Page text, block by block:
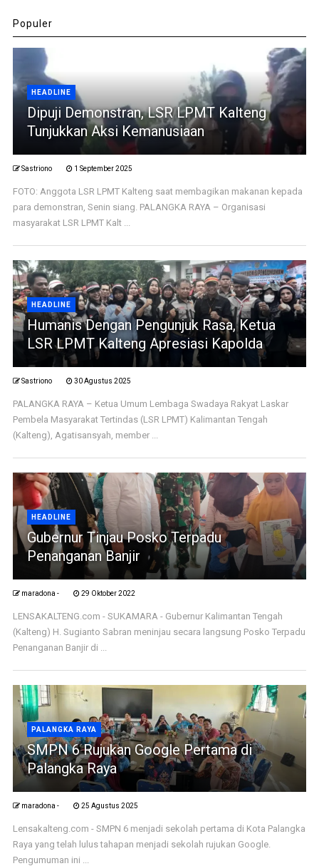
Populer
HEADLINE
Dipuji Demonstran, LSR LPMT Kalteng
Tunjukkan Aksi Kemanusiaan
Sastriono 1 September 2025
FOTO: Anggota LSR LPMT Kalteng saat membagikan makanan kepada
para demonstran, Senin siang. PALANGKA RAYA – Organisasi
masyarakat LSR LPMT Kalt ...
HEADLINE
Humanis Dengan Pengunjuk Rasa, Ketua
LSR LPMT Kalteng Apresiasi Kapolda
Sastriono 30 Agustus 2025
PALANGKA RAYA – Ketua Umum Lembaga Swadaya Rakyat Laskar
Pembela Masyarakat Tertindas (LSR LPMT) Kalimantan Tengah
(Kalteng), Agatisansyah, member ...
HEADLINE
Gubernur Tinjau Posko Terpadu
Penanganan Banjir
maradona - 29 Oktober 2022
LENSAKALTENG.com - SUKAMARA - Gubernur Kalimantan Tengah
(Kalteng) H. Sugianto Sabran meninjau secara langsung Posko Terpadu
Penanganan Banjir di ...
PALANGKA RAYA
SMPN 6 Rujukan Google Pertama di
Palangka Raya
maradona - 25 Agustus 2025
Lensakalteng.com - SMPN 6 menjadi sekolah pertama di Kota Palangka
Raya yang telah lulus tahapan menjadi sekolah rujukan Google.
Pengumuman ini ...